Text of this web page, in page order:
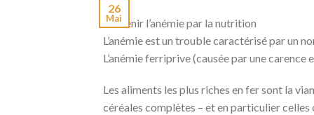
26
Mai
Prévenir l’anémie par la nutrition
L’anémie est un trouble caractérisé par un
L’anémie ferriprive (causée par une carence
Les aliments les plus riches en fer sont la
céréales complètes – et en particulier celles